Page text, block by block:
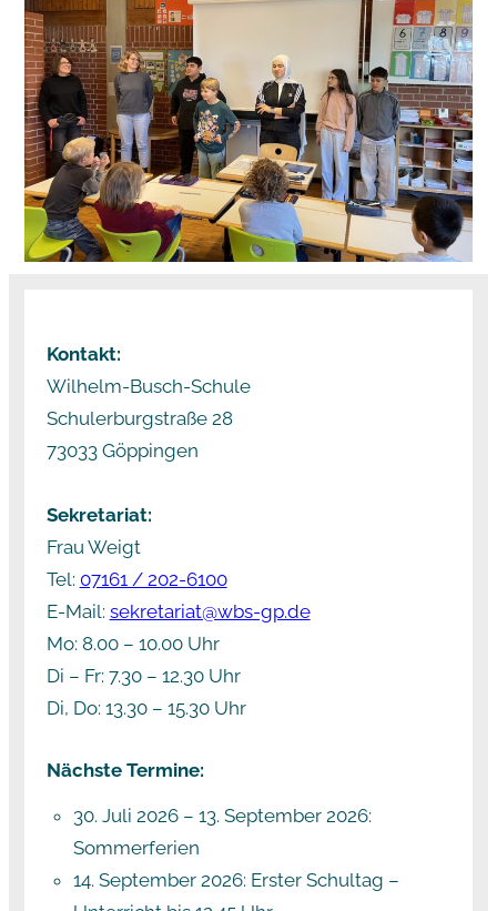
Kontakt:
Wilhelm-Busch-Schule
Schulerburgstraße 28
73033 Göppingen
Sekretariat:
Frau Weigt
Tel: 07161 / 202-6100
E-Mail: sekretariat@wbs-gp.de
Mo: 8.00 – 10.00 Uhr
Di – Fr: 7.30 – 12.30 Uhr
Di, Do: 13.30 – 15.30 Uhr
Nächste Termine:
30. Juli 2026 – 13. September 2026:
Sommerferien
14. September 2026: Erster Schultag –